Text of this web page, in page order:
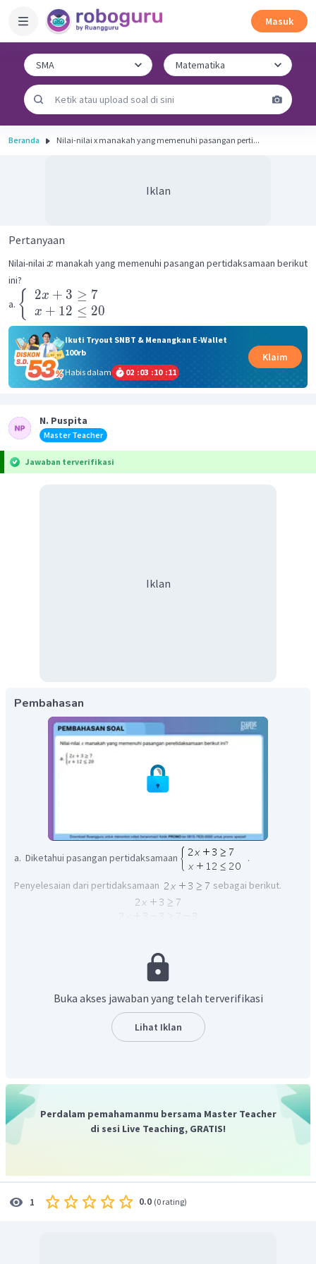
Masuk
Beranda Nilai-nilai x manakah yang memenuhi pasangan perti...
Iklan
Pertanyaan
Nilai-nilai x manakah yang memenuhi pasangan pertidaksamaan berikut
ini?
a. { 2x + 3 ≥ 7
x + 12 ≤ 20
Ikuti Tryout SNBT & Menangkan E-Wallet
100rb
Habis dalam
02 :03 :10 :11
Klaim
N. Puspita
Master Teacher
Jawaban terverifikasi
Iklan
Pembahasan
a. Diketahui pasangan pertidaksamaan .
Penyelesaian dari pertidaksamaan sebagai berikut.
Penyelesaian dari pertidaksamaan
Irisan dari penyelesaian pertidaksamaan
dengan garis bilangan:
Buka akses jawaban yang telah terverifikasi
Lihat Iklan
Perdalam pemahamanmu bersama Master Teacher
di sesi Live Teaching, GRATIS!
1 0.0 (0 rating)